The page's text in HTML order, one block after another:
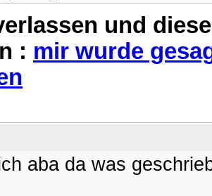
und
: mir wurde
aba da was